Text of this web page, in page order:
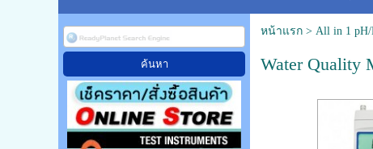
หน้าแรก> All in 1 pH/
Water Quality